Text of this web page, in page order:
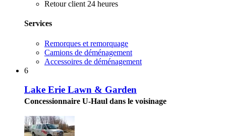
Retour client 24 heures
Services
Remorques et remorquage
Camions de déménagement
Accessoires de déménagement
6
Lake Erie Lawn & Garden
Concessionnaire U-Haul dans le voisinage